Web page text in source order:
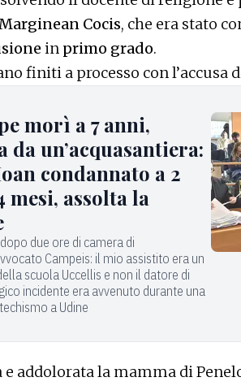
Cocis, che era stato
in primo grado.
finiti a processo con l’accusa
morì a 7 anni,
da un’acquasantiera:
condannato a 2
mesi, assolta la
due ore di camera di
Campeis: il mio assistito era un
scuola Uccellis e non il datore di
incidente era avvenuto durante una
a Udine
addolorata la mamma di